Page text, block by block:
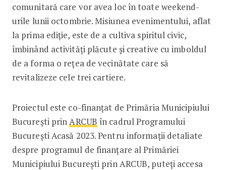
comunitară care vor avea loc în toate weekend-
urile lunii octombrie. Misiunea evenimentului, aflat
la prima ediție, este de a cultiva spiritul civic,
îmbinând activități plăcute și creative cu imboldul
de a forma o rețea de vecinătate care să
revitalizeze cele trei cartiere.
Proiectul este co-finanțat de Primăria Municipiului
București prinARCUB în cadrul Programului
București Acasă 2023. Pentru informații detaliate
despre programul de finanțare al Primăriei
Municipiului București prin ARCUB, puteți accesa